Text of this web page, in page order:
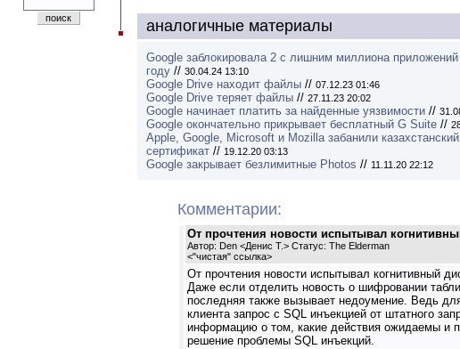
аналогичные материалы
Google заблокировала 2 с лишним миллиона
году // 30.04.24 13:10
Google Drive находит файлы // 07.12.23 01:46
Google Drive теряет файлы // 27.11.23 20:02
Google начинает платить за найденные уязвимости //
Google окончательно прикрывает бесплатный G Suite //
Apple, Google, Microsoft и Mozilla забанили казахстанский
сертификат // 19.12.20 03:13
Google закрывает безлимитные Photos // 11.11.20 22:12
Комментарии:
От прочтения новости испытывал
Автор: Den <Денис Т.> Статус: The Elderman
<"чистая" ссылка>
От прочтения новости испытывал когнитивный
Даже если отделить новость о шифровании
последняя также вызывает недоумение. Ведь
клиента запрос с SQL инъекцией от штатного
информацию о том, какие действия ожидаемы и
решение проблемы SQL инъекций.